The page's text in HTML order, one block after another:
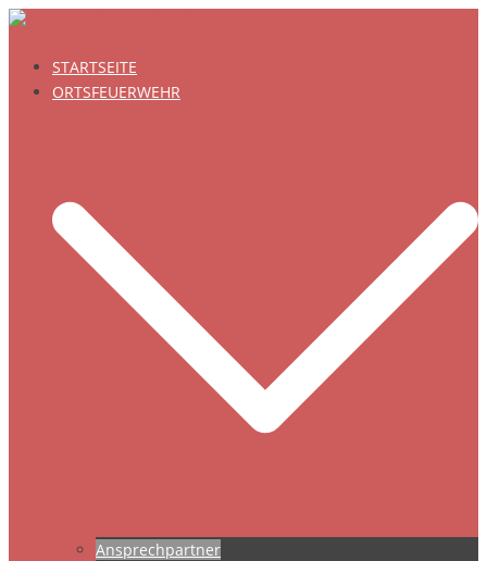
Zum
springenSTARTSEITE
ORTSFEUERWEHR
Ansprechpartner